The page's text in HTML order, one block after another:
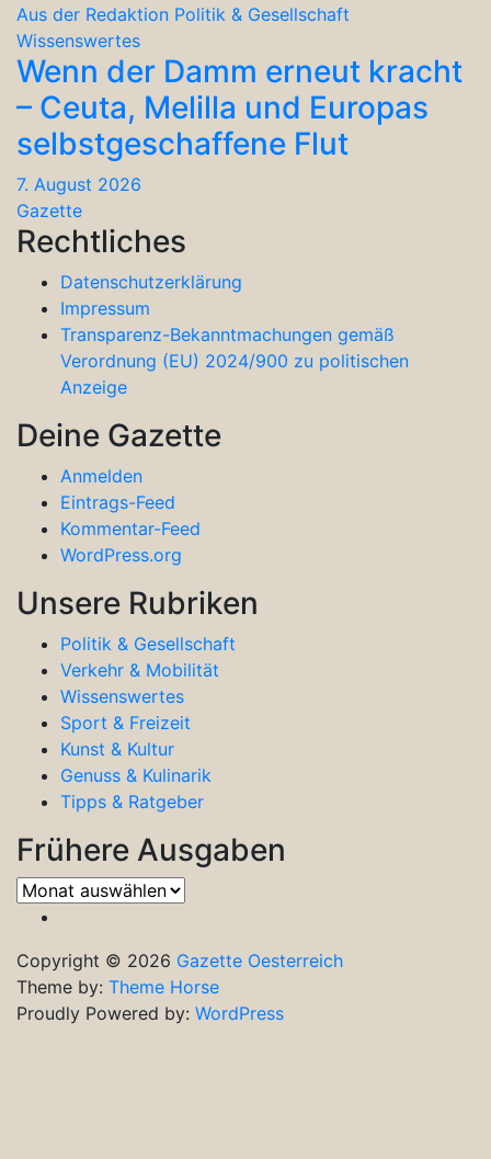
Aus der Redaktion Politik & Gesellschaft
Wissenswertes
Wenn der Damm erneut kracht
– Ceuta, Melilla und Europas
selbstgeschaffene Flut
7. August 2026
Gazette
Rechtliches
Datenschutzerklärung
Impressum
Transparenz-Bekanntmachungen gemäß
Verordnung (EU) 2024/900 zu politischen
Anzeige
Deine Gazette
Anmelden
Eintrags-Feed
Kommentar-Feed
WordPress.org
Unsere Rubriken
Politik & Gesellschaft
Verkehr & Mobilität
Wissenswertes
Sport & Freizeit
Kunst & Kultur
Genuss & Kulinarik
Tipps & Ratgeber
Frühere Ausgaben
Frühere
Ausgaben
Copyright © 2026 Gazette Oesterreich
Theme by: Theme Horse
Proudly Powered by: WordPress